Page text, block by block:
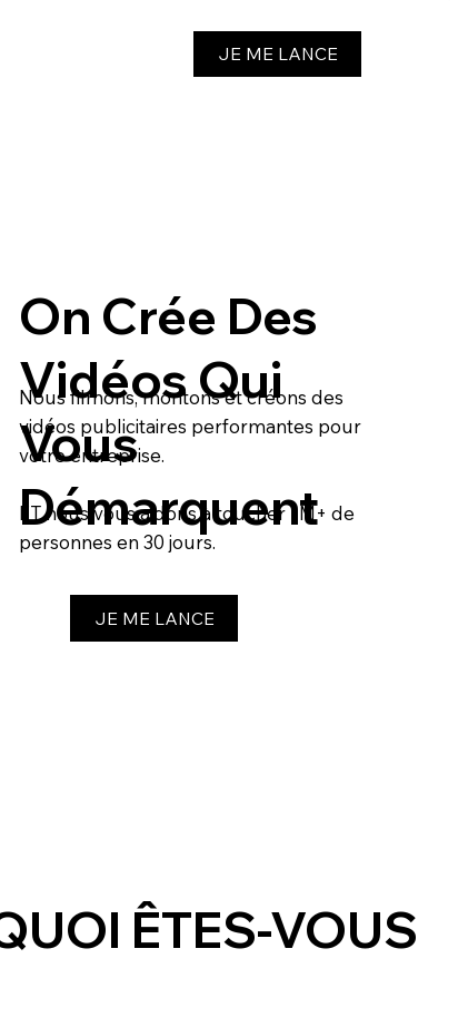
JE ME LANCE
On Crée Des
Vidéos Qui
Vous
Démarquent
Nous filmons, montons et créons des
vidéos publicitaires performantes pour
votre entreprise.
ET nous vous aidons à toucher 1M+ de
personnes en 30 jours.
JE ME LANCE
ÊTES-VOUS